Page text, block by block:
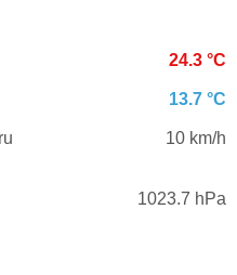
24.3 °C
13.7 °C
10 km/h
1023.7 hPa